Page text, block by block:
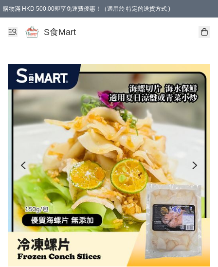
購物滿 HKD 500.00即享免運費優惠！（適用於 特定的送貨方式 )
S食Mart